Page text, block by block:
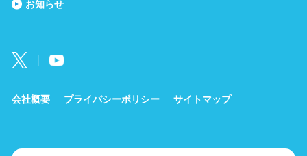
お知らせ
会社概要 プライバシーポリシー サイトマップ